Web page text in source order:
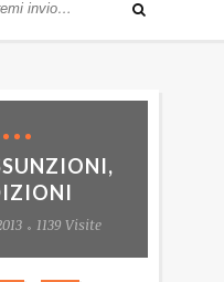
1139 Visite